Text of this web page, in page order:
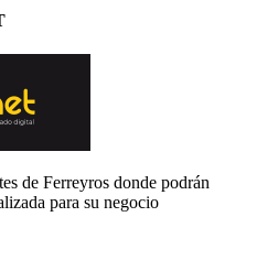
de Ferreyros donde podrán
para su negocio